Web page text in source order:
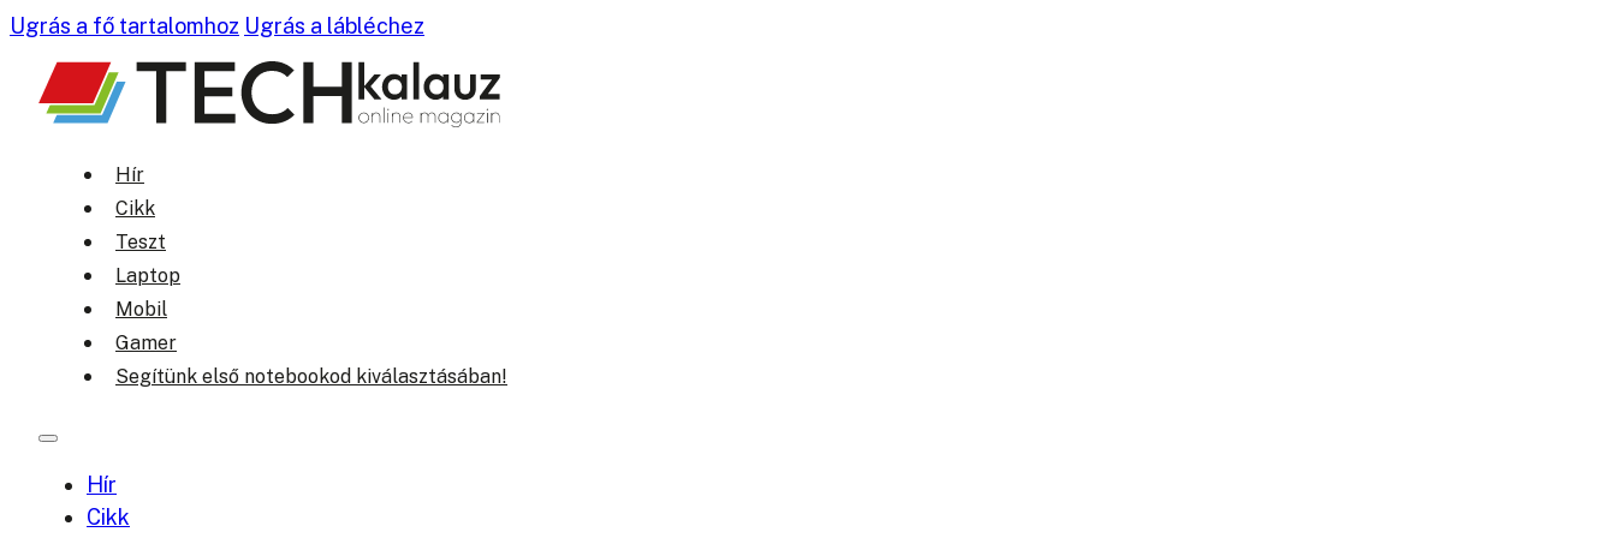
Ugrás a fő tartalomhoz Ugrás a lábléchez
Hír
Cikk
Teszt
Laptop
Mobil
Gamer
Segítünk első notebookod kiválasztásában!
Hír
Cikk